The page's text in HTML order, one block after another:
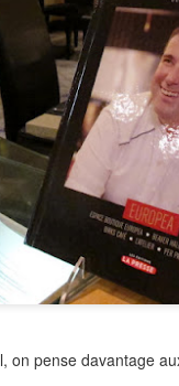
pense davantage